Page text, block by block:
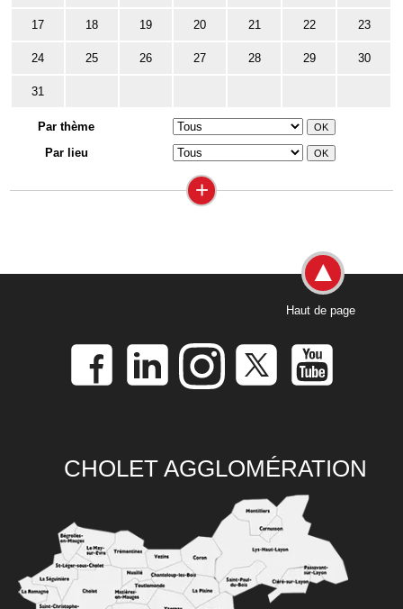
17 18 19 20 21 22 23
24 25 26 27 28 29 30
31
Par thème
Par lieu
+
Haut de page
CHOLET AGGLOMÉRATION